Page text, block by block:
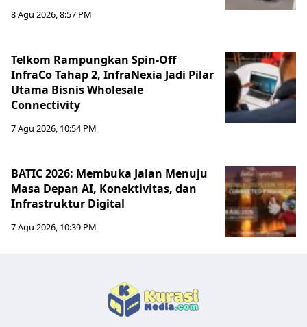
8 Agu 2026, 8:57 PM
Telkom Rampungkan Spin-Off
InfraCo Tahap 2, InfraNexia Jadi Pilar
Utama Bisnis Wholesale
Connectivity
7 Agu 2026, 10:54 PM
BATIC 2026: Membuka Jalan Menuju
Masa Depan AI, Konektivitas, dan
Infrastruktur Digital
7 Agu 2026, 10:39 PM